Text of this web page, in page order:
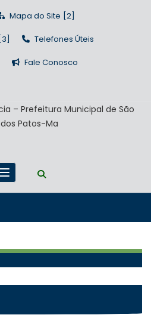
Mapa do Site
Telefones Úteis
Fale Conosco